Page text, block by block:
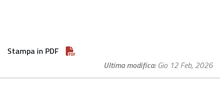
Stampa in PDF
Ultima modifica Gio 12 Feb, 2026